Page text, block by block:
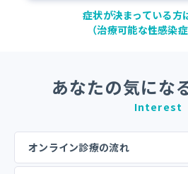
症状が決まっている方
（治療可能な性感染症
あなたの気にな
Interest
オンライン診療の流れ